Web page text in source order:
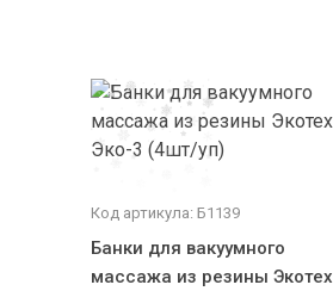
Код артикула: Б1139
Банки для вакуумного
массажа из резины Экотех